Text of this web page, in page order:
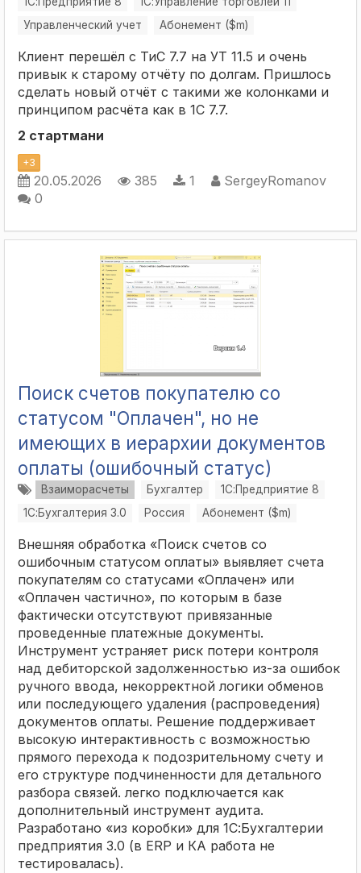
Управленческий учет
Абонемент ($m)
Клиент перешёл с ТиС 7.7 на УТ 11.5 и очень
привык к старому отчёту по долгам. Пришлось
сделать новый отчёт с такими же колонками и
принципом расчёта как в 1С 7.7.
2 стартмани
+3
20.05.2026 385 1
SergeyRomanov
0
Поиск счетов покупателю со
статусом "Оплачен", но не
имеющих в иерархии документов
оплаты (ошибочный статус)
Взаиморасчеты Бухгалтер
1С:Предприятие 8
1С:Бухгалтерия 3.0
Россия Абонемент ($m)
Внешняя обработка «Поиск счетов со
ошибочным статусом оплаты» выявляет счета
покупателям со статусами «Оплачен» или
«Оплачен частично», по которым в базе
фактически отсутствуют привязанные
проведенные платежные документы.
Инструмент устраняет риск потери контроля
над дебиторской задолженностью из-за ошибок
ручного ввода, некорректной логики обменов
или последующего удаления (распроведения)
документов оплаты. Решение поддерживает
высокую интерактивность с возможностью
прямого перехода к подозрительному счету и
его структуре подчиненности для детального
разбора связей. легко подключается как
дополнительный инструмент аудита.
Разработано «из коробки» для 1С:Бухгалтерии
предприятия 3.0 (в ERP и КА работа не
тестировалась).